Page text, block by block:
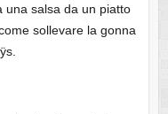
una salsa da un piatto
sollevare la gonna